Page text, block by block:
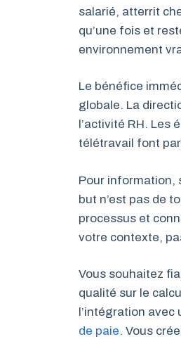
salarié, atterrit
qu’une fois et
environnement
Le bénéfice
globale. La
l’activité RH.
télétravail font
Pour information,
but n’est pas de
processus et
votre contexte,
Vous souhaitez
qualité sur le
l’intégration
de paie. Vous